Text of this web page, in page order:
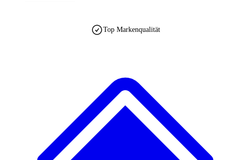
Top Markenqualität